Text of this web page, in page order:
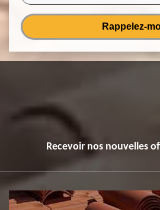
Recevoir nos nouvelles